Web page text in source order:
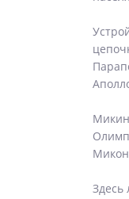
Здесь